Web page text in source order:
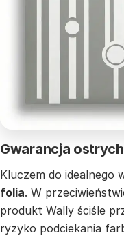
Gwarancja
Kluczem do idealnego
folia. W
produkt Wally ściśle
ryzyko podciekania